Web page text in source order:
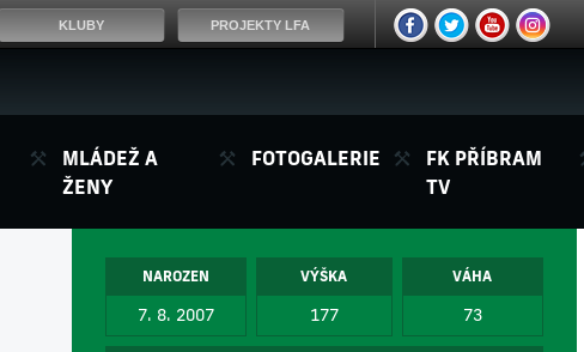
MLÁDEŽ A
ŽENY
FOTOGALERIE
FK PŘÍBRAM
TV
NAROZEN
7. 8. 2007
VÝŠKA
177
VÁHA
73
KLUBY PROJEKTY LFA